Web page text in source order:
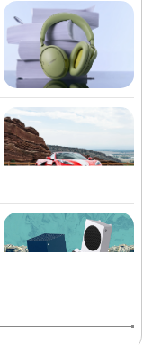
زمان آن فرا رسیده
گیریم
واکنش صنعا به توافق سه
تجاوز جدید رژیم
سی‌ان‌ان: فرماندهان